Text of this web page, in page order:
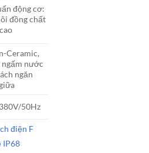
động cơ:
đồng chất
Ceramic,
ngấm nước
ngăn
50Hz
điện F
IP68